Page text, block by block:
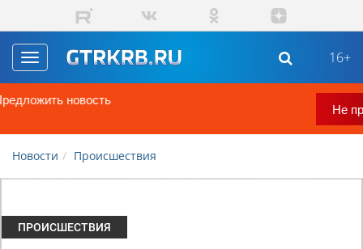
Перейти к основному содержанию
Toggle
navigation
16+
Не пропустите
Новости Происшествия
ПРОИСШЕСТВИЯ